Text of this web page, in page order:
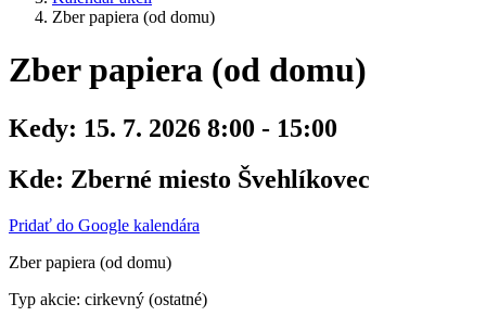
Zber papiera (od domu)
Zber papiera (od domu)
Kedy: 15. 7. 2026 8:00 - 15:00
Kde: Zberné miesto Švehlíkovec
Pridať do Google kalendára
Zber papiera (od domu)
Typ akcie: cirkevný (ostatné)